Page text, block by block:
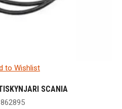
to Wishlist
SCANIA